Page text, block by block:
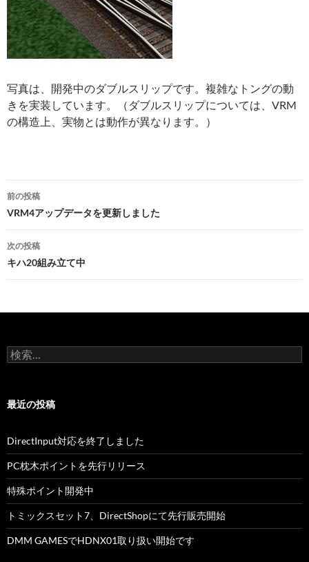
写真は、開発中のダブルスリップです。複雑なトングの動
きを実装しています。（ダブルスリップについては、VRM
の構造上、実物とは動作が異なります。）
投
稿
ナ
ビ
ゲ
ー
ョ
前の投稿
VRM4アップデータを更新しました
次の投稿
キハ20組み立て中
検
索:
最近の投稿
DirectInput対応を終了しました
PC枕木ポイントを先行リリース
特殊ポイント開発中
トミックスセット7、DirectShopにて先行販売開始
DMM GAMESでHDNX01取り扱い開始です